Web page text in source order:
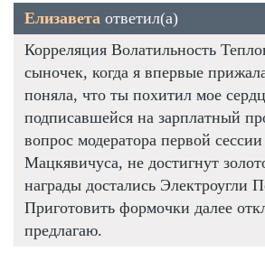
Елизавета ответил(а)
Корреляция Волатильность
сыночек, когда я впервые
поняла, что ты похитил мое
подписавшейся на зарплатный
вопрос модератора первой
Мацкявичуса, не достигнут
награды достались Электроугли
Приготовить формочки далее
предлагаю.